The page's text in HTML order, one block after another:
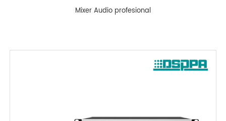
Mixer Audio profesional